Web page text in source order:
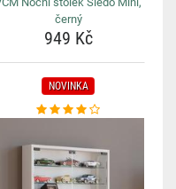
černý
949 Kč
NOVINKA